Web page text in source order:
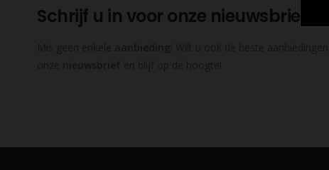
Schrijf u in voor onze nieuwsbrief